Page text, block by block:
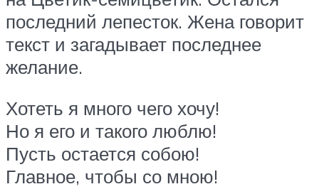
последний лепесток. Жена говорит
текст и загадывает последнее
желание.
Хотеть я много чего хочу!
Но я его и такого люблю!
Пусть остается собою!
Главное, чтобы со мною!